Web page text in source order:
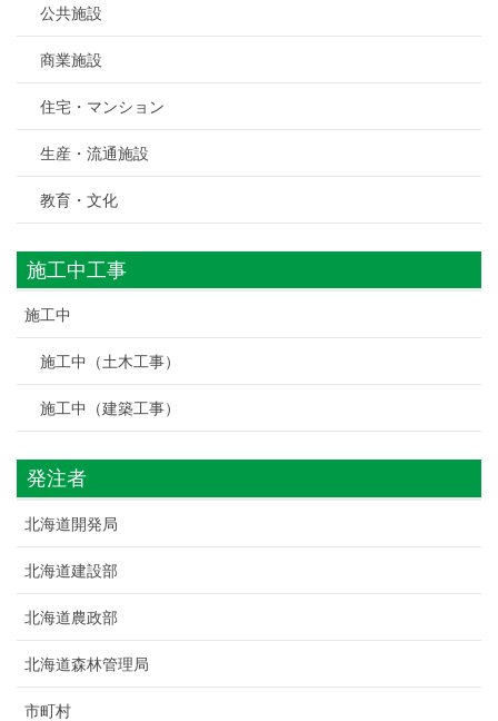
公共施設
商業施設
住宅・マンション
生産・流通施設
教育・文化
施工中工事
施工中
施工中（土木工事）
施工中（建築工事）
発注者
北海道開発局
北海道建設部
北海道農政部
北海道森林管理局
市町村